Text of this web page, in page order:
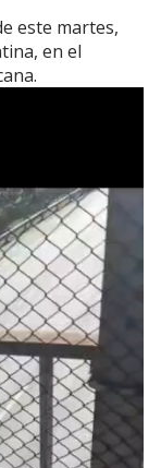
este martes,
en el